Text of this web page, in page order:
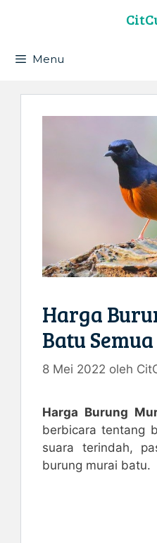
Menu
Harga
Batu
8 Mei 2022 oleh
Harga Burung
berbicara tentang
suara terindah,
burung murai batu.